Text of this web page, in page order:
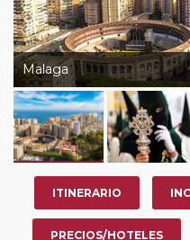
otro circuito del mismo
suplemento.
Malaga
ITINERARIO
PRECIOS/HOTELES